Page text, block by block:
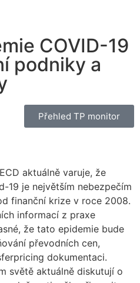
COVID-19
podniky a
Přehled TP monitor
aktuálně varuje, že
19 je největším nebezpečím
finanční krize v roce 2008.
informací z praxe
že tato epidemie bude
převodních cen,
dokumentaci.
světě aktuálně diskutují o